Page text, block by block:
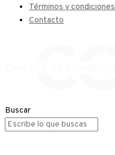
Términos y condiciones
Contacto
Buscar